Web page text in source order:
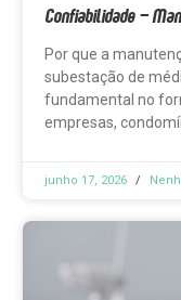
Confiabilidade –
Por que a
subestação de
fundamental no
empresas,
junho 17, 2026